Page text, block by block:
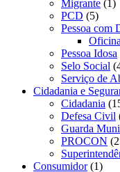
Migrante (1)
PCD (5)
Pessoa com
Pessoa Idosa
Selo Social
Serviço de
Cidadania e
Cidadania
Defesa Civil
Guarda
PROCON
Consumidor(1)